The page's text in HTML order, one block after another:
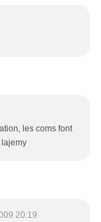
les coms font
lajemy
20:19